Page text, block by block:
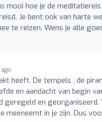
mooi hoe je de
Je bent ook van harte
te reizen. Wens je alle
heeft. De tempels , de
en aandacht van begin
en georganiseerd.
meeneemt in je zijn. Dus